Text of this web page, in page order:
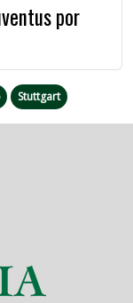
por
Stuttgart